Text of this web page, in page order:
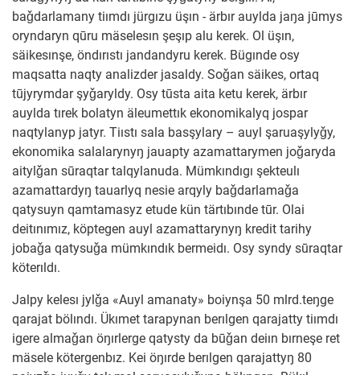
baǧdarlamany tiımdı jürgızu üşın - ärbır auylda jaŋa jūmys
oryndaryn qūru mäselesın şeşıp alu kerek. Ol üşın,
säikesınşe, öndırıstı jandandyru kerek. Bügınde osy
maqsatta naqty analizder jasaldy. Soǧan säikes, ortaq
tūjyrymdar şyǧaryldy. Osy tūsta aita ketu kerek, ärbır
auylda tırek bolatyn äleumettık ekonomikalyq jospar
naqtylanyp jatyr. Tiıstı sala basşylary – auyl şaruaşylyǧy,
ekonomika salalarynyŋ jauapty azamattarymen joǧaryda
aitylǧan sūraqtar talqylanuda. Mümkındıgı şekteulı
azamattardyŋ tauarlyq nesie arqyly baǧdarlamaǧa
qatysuyn qamtamasyz etude kün tärtıbınde tūr. Olai
deitınımız, köptegen auyl azamattarynyŋ kredit tarihy
jobaǧa qatysuǧa mümkındık bermeidı. Osy syndy sūraqtar
köterıldı.
Jalpy kelesı jylǧa «Auyl amanaty» boiynşa 50 mlrd.teŋge
qarajat bölındı. Ükımet tarapynan berılgen qarajatty tiımdı
igere almaǧan öŋırlerge qatysty da būǧan deiın bırneşe ret
mäsele kötergenbız. Kei öŋırde berılgen qarajattyŋ 80